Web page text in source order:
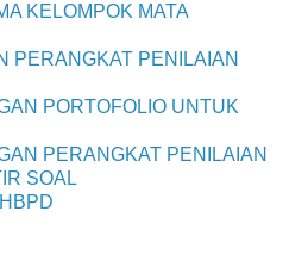
KELOMPOK MATA
PERANGKAT PENILAIAN
PORTOFOLIO UNTUK
PERANGKAT PENILAIAN
SOAL